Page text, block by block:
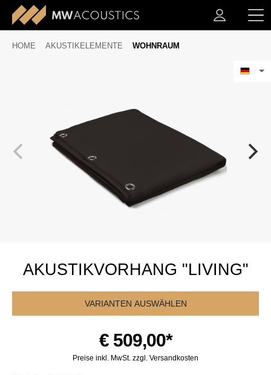
HOME AKUSTIKELEMENTE WOHNRAUM
AKUSTIKVORHANG "LIVING"
VARIANTEN AUSWÄHLEN
€ 509,00*
Preise inkl. MwSt. zzgl. Versandkosten